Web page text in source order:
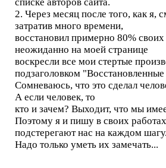
2. Через месяц после того, как я,
затратив много времени,
восстановил примерно 80%
неожиданно на моей странице
воскресли все мои стертые
подзаголовком
Сомневаюсь, что это сделал
А если человек, то
кто и зачем? Выходит, что мы
Поэтому я и пишу в своих
подстерегают нас на каждом шагу.
Надо только уметь их замечать...